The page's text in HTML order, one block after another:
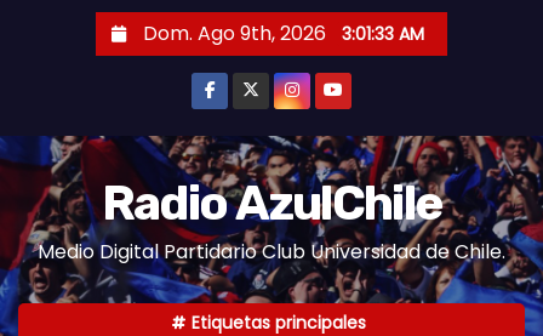
a
l
c
o
Dom. Ago 9th, 2026 3:01:34 AM
Radio AzulChile
Medio Digital Partidario Club Universidad de Chile.
Etiquetas principales